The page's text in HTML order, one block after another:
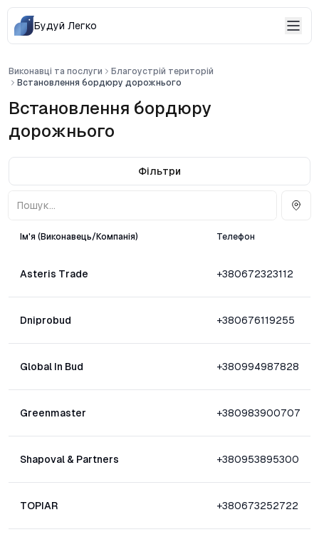
Будуй Легко
Виконавці та послуги
Благоустрій територій
Встановлення бордюру дорожнього
Встановлення бордюру
дорожнього
Фільтри
Ім'я (Виконавець/Компанія) Телефон
Asteris Trade +380672323112
Dniprobud +380676119255
Global In Bud +380994987828
Greenmaster +380983900707
Shapoval & Partners +380953895300
TOPIAR +380673252722